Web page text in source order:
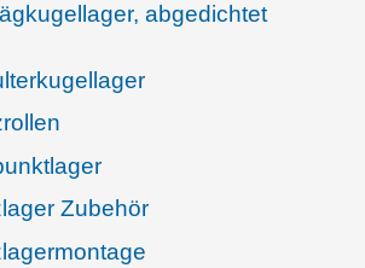
abgedichtet
Zubehör